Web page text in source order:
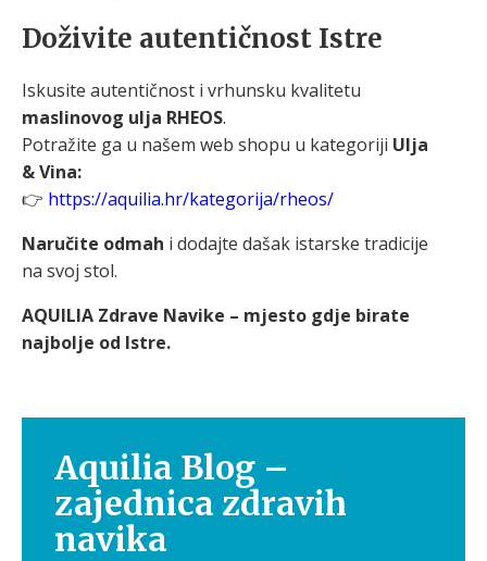
Doživite autentičnost Istre
Iskusite autentičnost i vrhunsku kvalitetu
maslinovog ulja RHEOS.
Potražite ga u našem web shopu u kategoriji Ulja
& Vina:
👉 https://aquilia.hr/kategorija/rheos/
Naručite odmah i dodajte dašak istarske tradicije
na svoj stol.
AQUILIA Zdrave Navike – mjesto gdje birate
najbolje od Istre.
Aquilia Blog –
zajednica zdravih
navika